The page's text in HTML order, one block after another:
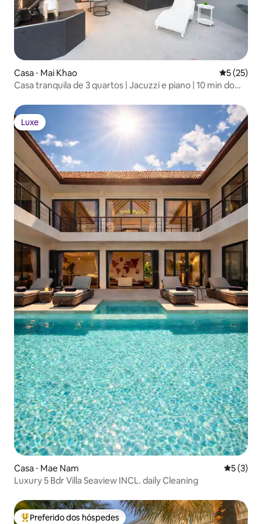
Casa ⋅ Mai Khao 5 de uma
5 (25)
Casa tranquila de 3 quartos | Jacuzzi e piano | 10 min do
Luxe
Luxe
Casa ⋅ Mae Nam 5 de
5 (3)
Luxury 5 Bdr Villa Seaview INCL. daily Cleaning
Preferido dos hóspedes